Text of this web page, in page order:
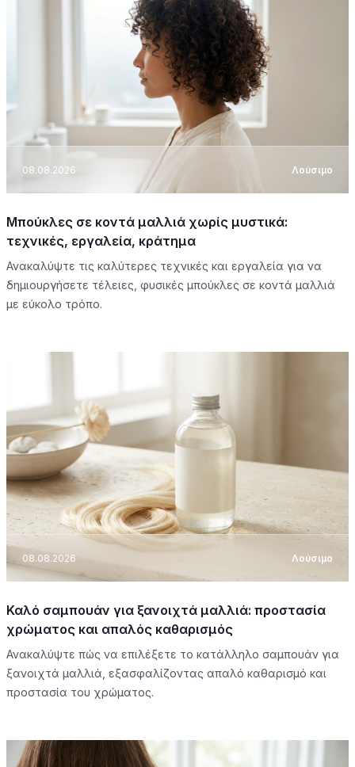
08.08.2026 Λούσιμο
Μπούκλες σε κοντά μαλλιά χωρίς μυστικά:
τεχνικές, εργαλεία, κράτημα
Ανακαλύψτε τις καλύτερες τεχνικές και εργαλεία για να
δημιουργήσετε τέλειες, φυσικές μπούκλες σε κοντά μαλλιά
με εύκολο τρόπο.
08.08.2026 Λούσιμο
Καλό σαμπουάν για ξανοιχτά μαλλιά: προστασία
χρώματος και απαλός καθαρισμός
Ανακαλύψτε πώς να επιλέξετε το κατάλληλο σαμπουάν για
ξανοιχτά μαλλιά, εξασφαλίζοντας απαλό καθαρισμό και
προστασία του χρώματος.